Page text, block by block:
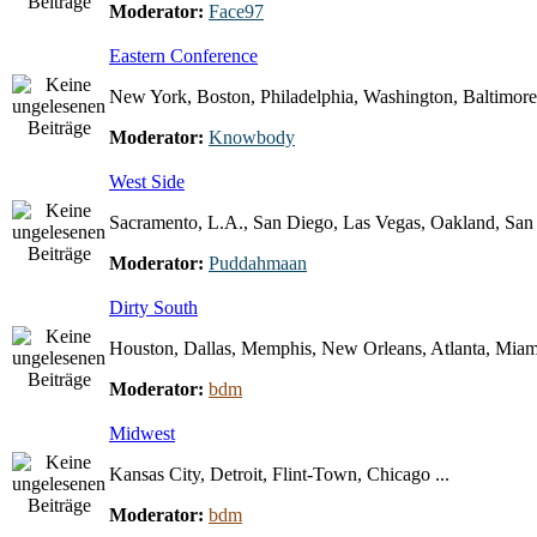
Moderator: Face97
Eastern Conference
New York, Boston, Philadelphia, Washington,
Moderator: Knowbody
West Side
Sacramento, L.A., San Diego, Las Vegas, Oakland,
Moderator: Puddahmaan
Dirty South
Houston, Dallas, Memphis, New Orleans, Atlanta,
Moderator: bdm
Midwest
Kansas City, Detroit, Flint-Town, Chicago ...
Moderator: bdm